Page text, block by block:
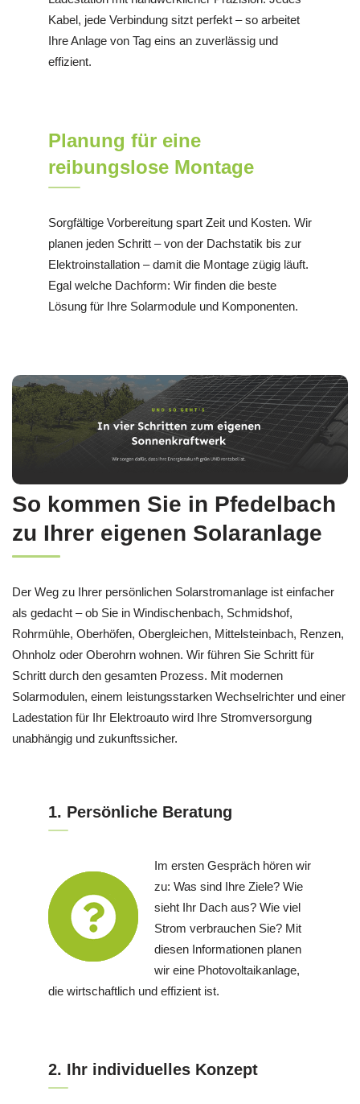
Kabel, jede Verbindung sitzt perfekt – so arbeitet
Ihre Anlage von Tag eins an zuverlässig und
effizient.
Planung für eine
reibungslose Montage
Sorgfältige Vorbereitung spart Zeit und Kosten. Wir
planen jeden Schritt – von der Dachstatik bis zur
Elektroinstallation – damit die Montage zügig läuft.
Egal welche Dachform: Wir finden die beste
Lösung für Ihre Solarmodule und Komponenten.
So kommen Sie in Pfedelbach
zu Ihrer eigenen Solaranlage
Der Weg zu Ihrer persönlichen Solarstromanlage ist einfacher
als gedacht – ob Sie in Windischenbach, Schmidshof,
Rohrmühle, Oberhöfen, Obergleichen, Mittelsteinbach, Renzen,
Ohnholz oder Oberohrn wohnen. Wir führen Sie Schritt für
Schritt durch den gesamten Prozess. Mit modernen
Solarmodulen, einem leistungsstarken Wechselrichter und einer
Ladestation für Ihr Elektroauto wird Ihre Stromversorgung
unabhängig und zukunftssicher.
1. Persönliche Beratung
Im ersten Gespräch hören wir
zu: Was sind Ihre Ziele? Wie
sieht Ihr Dach aus? Wie viel
Strom verbrauchen Sie? Mit
diesen Informationen planen
wir eine Photovoltaikanlage,
die wirtschaftlich und effizient ist.
2. Ihr individuelles Konzept